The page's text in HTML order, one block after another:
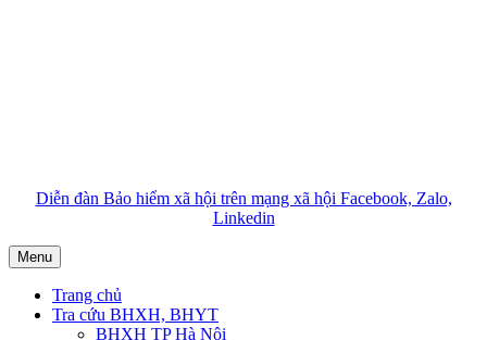
Diễn đàn Bảo hiểm xã hội trên mạng xã hội Facebook, Zalo,
Linkedin
Menu
Trang chủ
Tra cứu BHXH, BHYT
BHXH TP Hà Nội